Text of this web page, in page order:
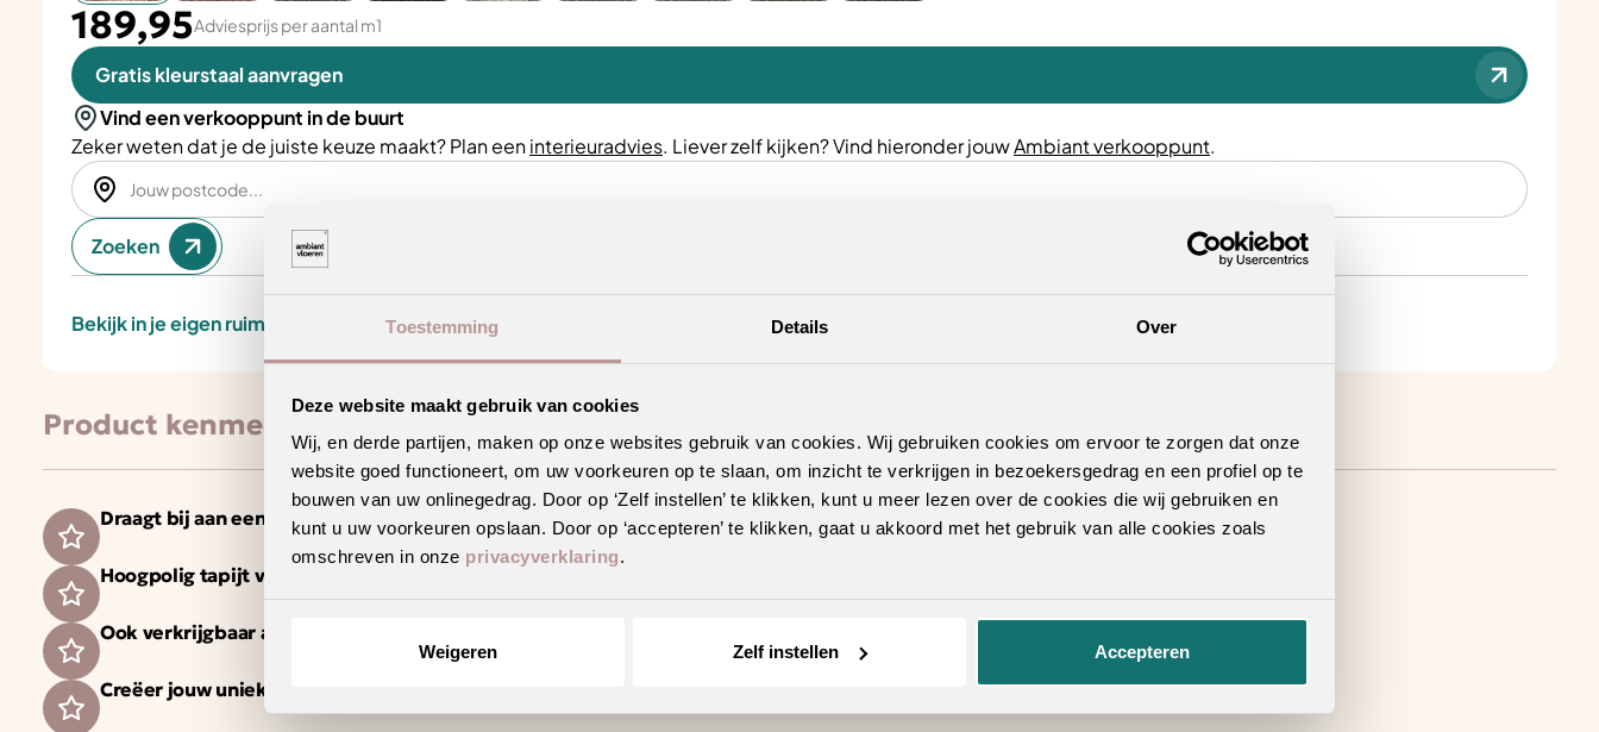
Toestemming Details Over
Deze website maakt gebruik van cookies
Wij, en derde partijen, maken op onze websites gebruik van cookies. Wij gebruiken cookies om ervoor te zorgen dat onze
website goed functioneert, om uw voorkeuren op te slaan, om inzicht te verkrijgen in bezoekersgedrag en een profiel op te
bouwen van uw onlinegedrag. Door op ‘Zelf instellen’ te klikken, kunt u meer lezen over de cookies die wij gebruiken en
kunt u uw voorkeuren opslaan. Door op ‘accepteren’ te klikken, gaat u akkoord met het gebruik van alle cookies zoals
omschreven in onze privacyverklaring.
Weigeren Zelf instellen Accepteren
189,95Adviesprijs per aantal m1
Gratis kleurstaal aanvragen
Vind een verkooppunt in de buurt
Zeker weten dat je de juiste keuze maakt? Plan eeninterieuradvies. Liever zelf kijken? Vind hieronder jouwAmbiant verkooppunt.
Zoeken
Bekijk in je eigen ruimte
Product kenmerken
Draagt bij aan een gezonder binnenklimaat
Hoogpolig tapijt voor een warm en sfeervol interieur
Ook verkrijgbaar als complete traprenovatie in hetzelfde decor
Creëer jouw unieke woonstijl met dit trendy decor en/of patroon